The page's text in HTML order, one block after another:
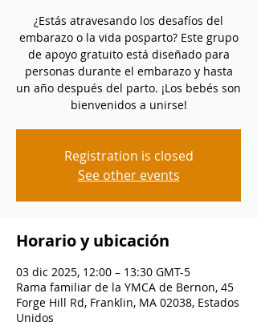
¿Estás atravesando los desafíos del
embarazo o la vida posparto? Este grupo
de apoyo gratuito está diseñado para
personas durante el embarazo y hasta
un año después del parto. ¡Los bebés son
bienvenidos a unirse!
Registration is closed
See other events
Horario y ubicación
03 dic 2025, 12:00 – 13:30 GMT-5
Rama familiar de la YMCA de Bernon, 45
Forge Hill Rd, Franklin, MA 02038, Estados
Unidos